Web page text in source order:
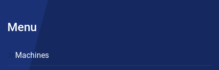
Menu
Machines